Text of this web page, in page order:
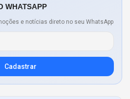
WHATSAPP
e notícias direto no seu WhatsApp
Cadastrar